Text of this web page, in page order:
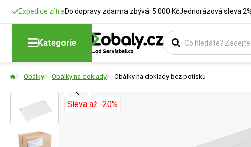
Expedice zítraDo dopravy zdarma zbývá: 5 000 KčJednorázová sleva
Kategorie
Obálky Obálky na doklady Obálky na doklady bez potisku
Sleva až -20%
Délka
Udává reálnou vnitřní
Formát
Vyberte si produkt
Barva
Vyberte si barevné